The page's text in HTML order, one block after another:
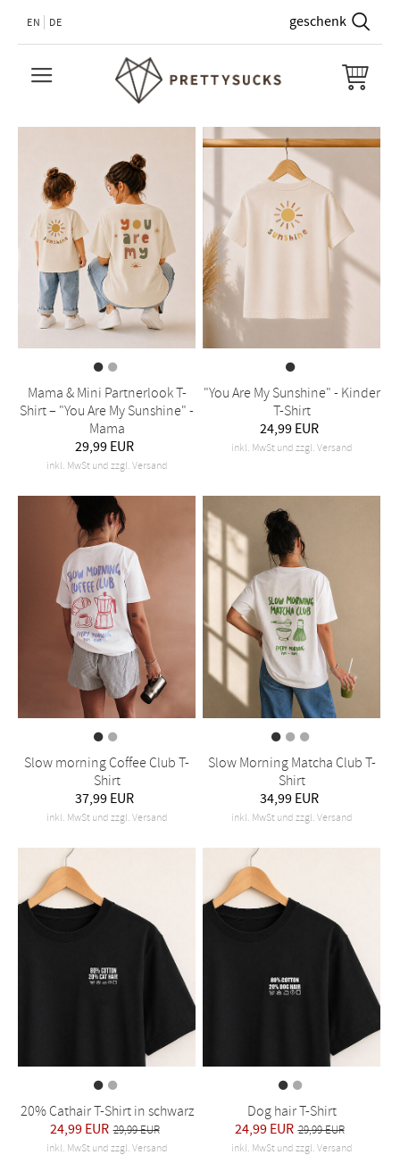
EN DE
Mama & Mini Partnerlook T-
Shirt – "You Are My Sunshine" -
Mama
29,99 EUR
inkl. MwSt und zzgl. Versand
"You Are My Sunshine" - Kinder
T-Shirt
24,99 EUR
inkl. MwSt und zzgl. Versand
Slow morning Coffee Club T-
Shirt
37,99 EUR
inkl. MwSt und zzgl. Versand
Slow Morning Matcha Club T-
Shirt
34,99 EUR
inkl. MwSt und zzgl. Versand
20% Cathair T-Shirt in schwarz
24,99 EUR 29,99 EUR
inkl. MwSt und zzgl. Versand
Dog hair T-Shirt
24,99 EUR 29,99 EUR
inkl. MwSt und zzgl. Versand